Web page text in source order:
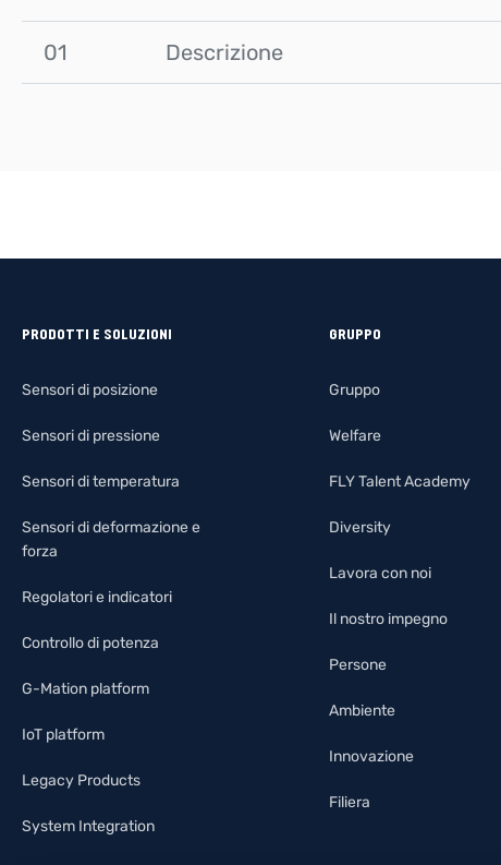
01 Descrizione
PRODOTTI E SOLUZIONI
Sensori di posizione
Sensori di pressione
Sensori di temperatura
Sensori di deformazione e
forza
Regolatori e indicatori
Controllo di potenza
G-Mation platform
IoT platform
Legacy Products
System Integration
GRUPPO
Gruppo
Welfare
FLY Talent Academy
Diversity
Lavora con noi
Il nostro impegno
Persone
Ambiente
Innovazione
Filiera